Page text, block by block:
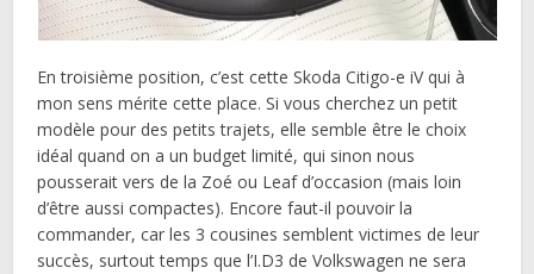
En troisième position, c’est cette Skoda Citigo-e iV qui à
mon sens mérite cette place. Si vous cherchez un petit
modèle pour des petits trajets, elle semble être le choix
idéal quand on a un budget limité, qui sinon nous
pousserait vers de la Zoé ou Leaf d’occasion (mais loin
d’être aussi compactes). Encore faut-il pouvoir la
commander, car les 3 cousines semblent victimes de leur
succès, surtout temps que l’I.D3 de Volkswagen ne sera